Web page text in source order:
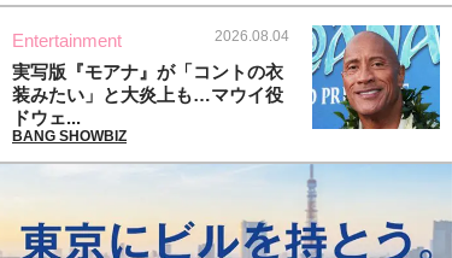
Entertainment 2026.08.04
実写版『モアナ』が「コントの衣
装みたい」と大炎上も…マウイ役
ドウェ...
BANG SHOWBIZ